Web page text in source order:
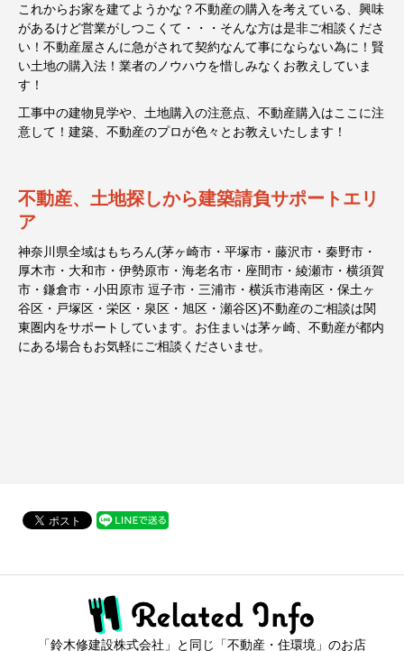
これからお家を建てようかな？不動産の購入を考えている、興味
があるけど営業がしつこくて・・・そんな方は是非ご相談くださ
い！不動産屋さんに急がされて契約なんて事にならない為に！賢
い土地の購入法！業者のノウハウを惜しみなくお教えしていま
す！
工事中の建物見学や、土地購入の注意点、不動産購入はここに注
意して！建築、不動産のプロが色々とお教えいたします！
不動産、土地探しから建築請負サポートエリ
ア
神奈川県全域はもちろん(茅ヶ崎市・平塚市・藤沢市・秦野市・
厚木市・大和市・伊勢原市・海老名市・座間市・綾瀬市・横須賀
市・鎌倉市・小田原市 逗子市・三浦市・横浜市港南区・保土ヶ
谷区・戸塚区・栄区・泉区・旭区・瀬谷区)不動産のご相談は関
東圏内をサポートしています。お住まいは茅ヶ崎、不動産が都内
にある場合もお気軽にご相談くださいませ。
「鈴木修建設株式会社」と同じ「不動産・住環境」のお店